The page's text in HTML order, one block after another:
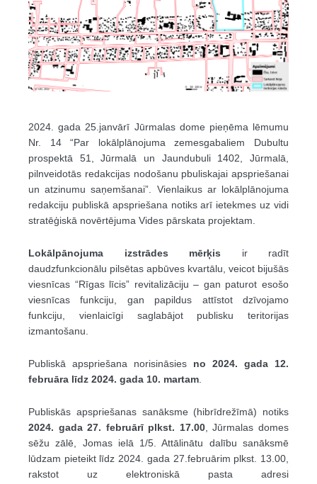
2024. gada 25.janvārī Jūrmalas dome pieņēma lēmumu
Nr. 14 “Par lokālplānojuma zemesgabaliem Dubultu
prospektā 51, Jūrmalā un Jaundubuli 1402, Jūrmalā,
pilnveidotās redakcijas nodošanu pbuliskajai apspriešanai
un atzinumu saņemšanai”. Vienlaikus ar lokālplānojuma
redakciju publiskā apspriešana notiks arī ietekmes uz vidi
stratēģiskā novērtējuma Vides pārskata projektam.
Lokālpānojuma izstrādes mērķis ir radīt
daudzfunkcionālu pilsētas apbūves kvartālu, veicot bijušās
viesnīcas “Rīgas līcis” revitalizāciju – gan paturot esošo
viesnīcas funkciju, gan papildus attīstot dzīvojamo
funkciju, vienlaicīgi saglabājot publisku teritorijas
izmantošanu.
Publiskā apspriešana norisināsies no 2024. gada 12.
februāra līdz 2024. gada 10. martam.
Publiskās apspriešanas sanāksme (hibrīdrežīmā) notiks
2024. gada 27. februārī plkst. 17.00, Jūrmalas domes
sēžu zālē, Jomas ielā 1/5. Attālinātu dalību sanāksmē
lūdzam pieteikt līdz 2024. gada 27.februārim plkst. 13.00,
rakstot uz elektroniskā pasta adresi